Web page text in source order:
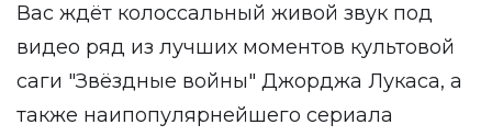
Вас ждёт колоссальный живой звук под
видео ряд из лучших моментов культовой
саги "Звёздные войны" Джорджа Лукаса, а
также наипопулярнейшего сериала